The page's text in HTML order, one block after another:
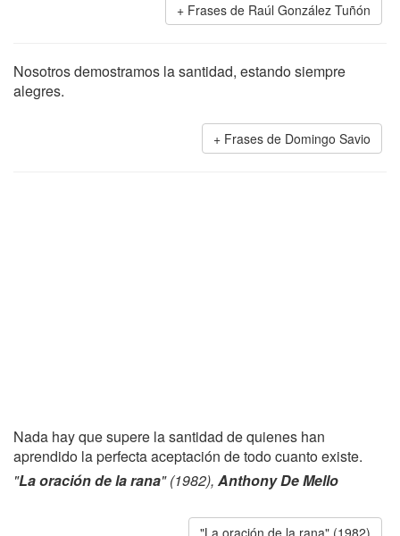
Frases de Raúl González Tuñón
Nosotros demostramos la santidad, estando siempre
alegres.
Frases de Domingo Savio
Nada hay que supere la santidad de quienes han
aprendido la perfecta aceptación de todo cuanto existe.
"La oración de la rana" (1982), Anthony De Mello
"La oración de la rana" (1982)